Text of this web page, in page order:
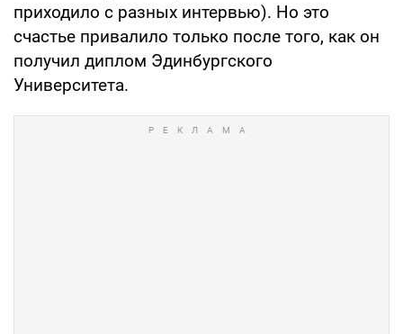
приходило с разных интервью). Но это
счастье привалило только после того, как он
получил диплом Эдинбургского
Университета.